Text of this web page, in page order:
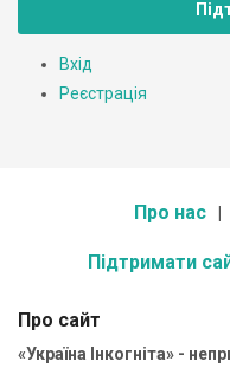
Вхід
Реєстрація
Про нас
Підтримати
Про сайт
«Україна Інкогніта» -